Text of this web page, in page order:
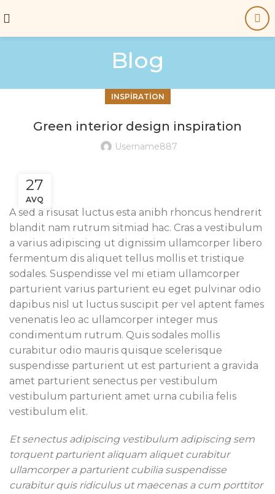
Blog
INSPIRATION
Green interior design inspiration
Username887
27
AVQ
A sed a risusat luctus esta anibh rhoncus hendrerit
blandit nam rutrum sitmiad hac. Cras a vestibulum
a varius adipiscing ut dignissim ullamcorper libero
fermentum dis aliquet tellus mollis et tristique
sodales. Suspendisse vel mi etiam ullamcorper
parturient varius parturient eu eget pulvinar odio
dapibus nisl ut luctus suscipit per vel aptent fames
venenatis leo ac ullamcorper integer mus
condimentum rutrum. Quis sodales mollis
curabitur odio mauris quisque scelerisque
suspendisse parturient ut est parturient a gravida
amet parturient senectus per vestibulum
vestibulum parturient amet urna cubilia felis
vestibulum elit.
Et senectus adipiscing vestibulum adipiscing sem
torquent parturient aliquam aliquet curabitur
ullamcorper a parturient cubilia suspendisse
curabitur quis ridiculus ut maecenas a cum porttitor